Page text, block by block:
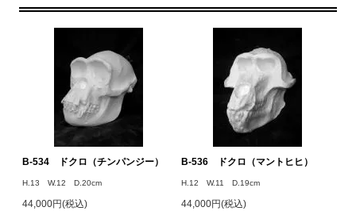
B-534 ドクロ（チンパンジー）
H.13 W.12 D.20cm
44,000円(税込)
B-536 ドクロ（マントヒヒ）
H.12 W.11 D.19cm
44,000円(税込)